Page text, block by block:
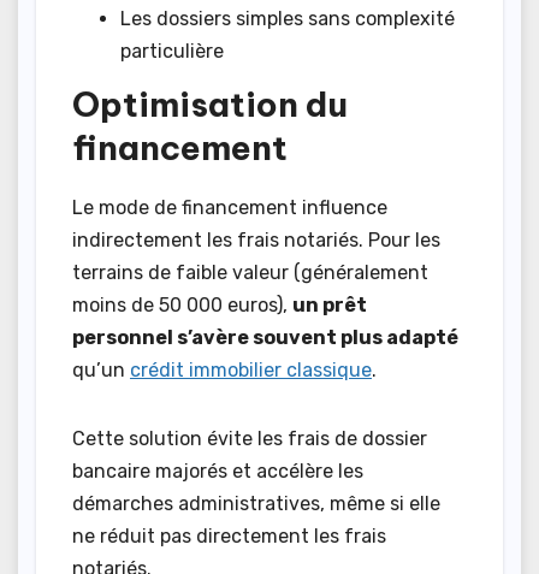
Les dossiers simples sans complexité
particulière
Optimisation du
financement
Le mode de financement influence
indirectement les frais notariés. Pour les
terrains de faible valeur (généralement
moins de 50 000 euros), un prêt
personnel s’avère souvent plus adapté
qu’un crédit immobilier classique.
Cette solution évite les frais de dossier
bancaire majorés et accélère les
démarches administratives, même si elle
ne réduit pas directement les frais
notariés.